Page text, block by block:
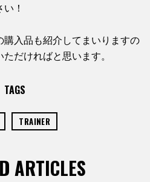
！
入品も紹介してまいりますの
だければと思います。
TAGS
TRAINER
ARTICLES